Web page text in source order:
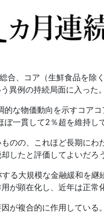
合、コア（生鮮食品を除
異例の持続局面に入った。
な物価動向を示すコア
ぼ一貫して2 ％超を維持し
のの、これほど長期にわ
したと評価してよいだろう
る大規模な金融緩和を継
が顕在化し、近年は正常
が複合的に作用している